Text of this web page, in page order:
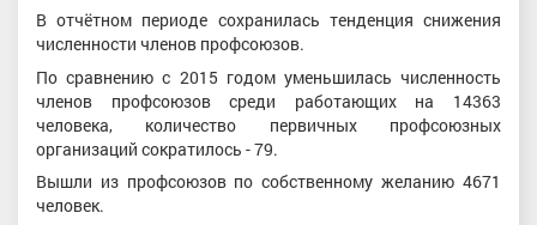
В отчётном периоде сохранилась тенденция снижения
численности членов профсоюзов.
По сравнению с 2015 годом уменьшилась численность
членов профсоюзов среди работающих на 14363
человека, количество первичных профсоюзных
организаций сократилось - 79.
Вышли из профсоюзов по собственному желанию 4671
человек.